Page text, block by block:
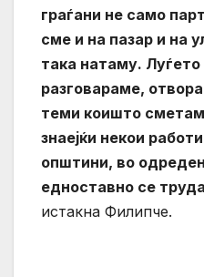
граѓани не само
сме и на пазар и на
така натаму. Луѓето
разговараме,
теми коишто сметам
знаејќи некои
општини, во
едноставно се
истакна Филипче.